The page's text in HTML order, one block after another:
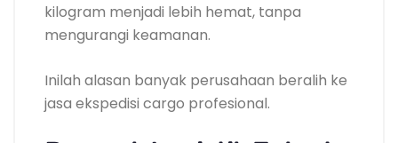
kilogram menjadi lebih hemat, tanpa
mengurangi keamanan.
Inilah alasan banyak perusahaan beralih ke
jasa ekspedisi cargo profesional.